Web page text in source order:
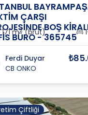
ÇARŞI
BOŞ
BÜRO - 365745
171 m2(brüt)
Ferdi Duyar
CB ONKO
Çiftliği